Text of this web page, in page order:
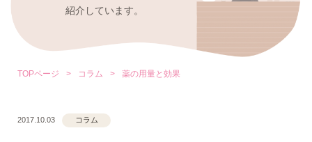
紹介しています。
TOPページ > コラム > 薬の用量と効果
2017.10.03 コラム